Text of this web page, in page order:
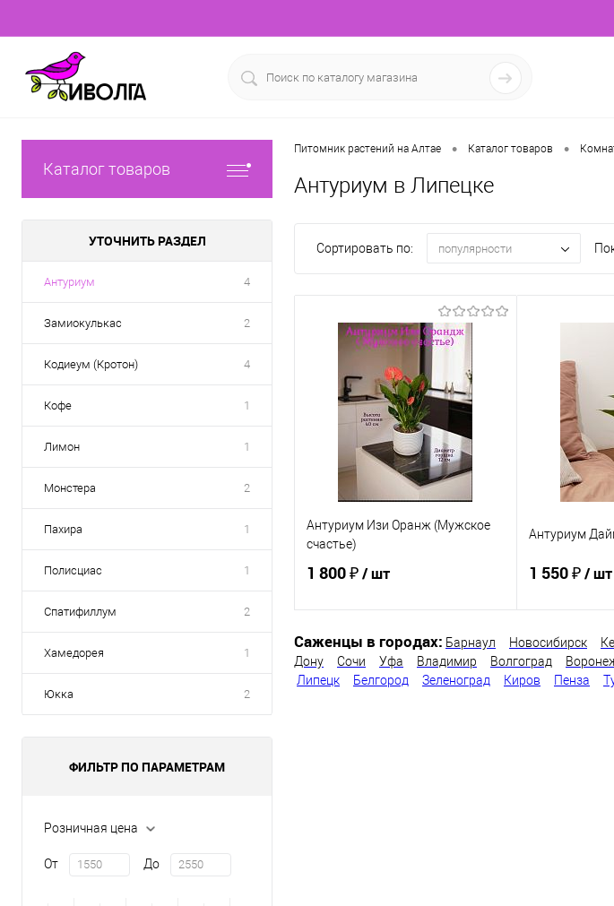
Каталог товаров
УТОЧНИТЬ РАЗДЕЛ
Антуриум 4
Замиокулькас 2
Кодиеум (Кротон) 4
Кофе 1
Лимон 1
Монстера 2
Пахира 1
Полисциас 1
Спатифиллум 2
Хамедорея 1
Юкка 2
ФИЛЬТР ПО ПАРАМЕТРАМ
Розничная цена
От До
Питомник растений на Алтае • Каталог товаров •
Антуриум в Липецке
Сортировать по: популярности
Антуриум Изи Оранж (Мужское
счастье)
1 800 ₽/ шт
В корзину
Антуриум
1 550 ₽/ шт
Саженцы в городах: Барнаул Новосибирск
Дону
Сочи Уфа Владимир Волгоград
Липецк
Белгород Зеленоград Киров Пенза